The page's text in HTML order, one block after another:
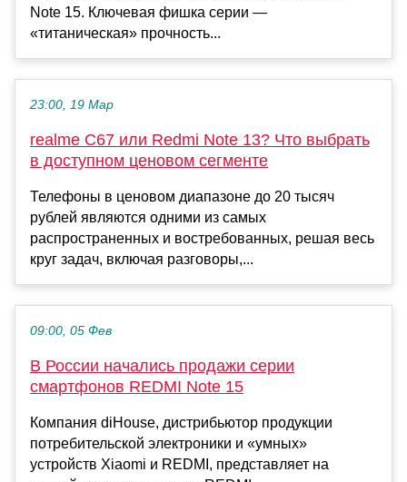
Note 15. Ключевая фишка серии —
«титаническая» прочность...
23:00, 19 Мар
realme C67 или Redmi Note 13? Что выбрать
в доступном ценовом сегменте
Телефоны в ценовом диапазоне до 20 тысяч
рублей являются одними из самых
распространенных и востребованных, решая весь
круг задач, включая разговоры,...
09:00, 05 Фев
В России начались продажи серии
смартфонов REDMI Note 15
Компания diHouse, дистрибьютор продукции
потребительской электроники и «умных»
устройств Xiaomi и REDMI, представляет на